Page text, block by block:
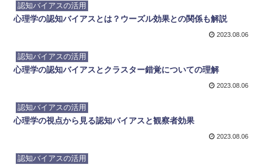
認知バイアスの活用
心理学の認知バイアスとは？ウーズル効果との関係も解説
2023.08.06
認知バイアスの活用
心理学の認知バイアスとクラスター錯覚についての理解
2023.08.06
認知バイアスの活用
心理学の視点から見る認知バイアスと観察者効果
2023.08.06
認知バイアスの活用